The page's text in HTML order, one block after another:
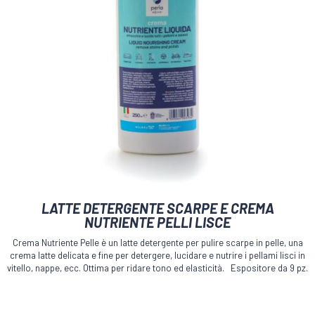
prodotto
più
varianti.
Le
LATTE DETERGENTE SCARPE E CREMA
NUTRIENTE PELLI LISCE
Crema Nutriente Pelle è un latte detergente per pulire scarpe in pelle, una
crema latte delicata e fine per detergere, lucidare e nutrire i pellami lisci in
vitello, nappe, ecc. Ottima per ridare tono ed elasticità. Espositore da 9 pz.